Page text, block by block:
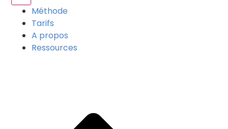
Méthode
Tarifs
A propos
Ressources